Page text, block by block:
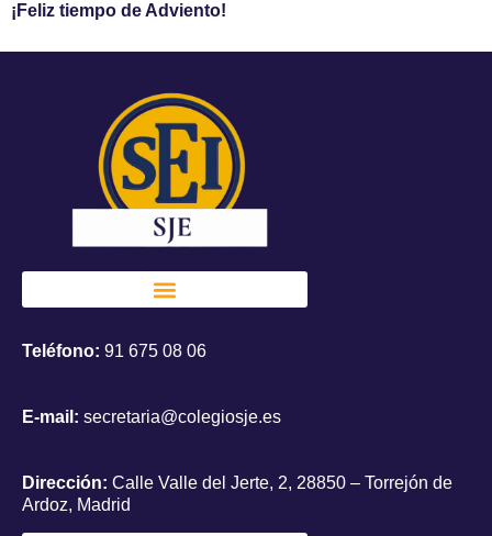
¡Feliz tiempo de Adviento!
Teléfono: 91 675 08 06
E-mail: secretaria@colegiosje.es
Dirección: Calle Valle del Jerte, 2, 28850 – Torrejón de
Ardoz, Madrid